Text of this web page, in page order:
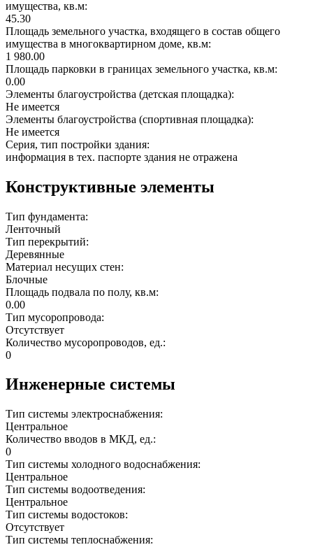
имущества, кв.м:
45.30
Площадь земельного участка, входящего в состав общего
имущества в многоквартирном доме, кв.м:
1 980.00
Площадь парковки в границах земельного участка, кв.м:
0.00
Элементы благоустройства (детская площадка):
Не имеется
Элементы благоустройства (спортивная площадка):
Не имеется
Серия, тип постройки здания:
информация в тех. паспорте здания не отражена
Конструктивные элементы
Тип фундамента:
Ленточный
Тип перекрытий:
Деревянные
Материал несущих стен:
Блочные
Площадь подвала по полу, кв.м:
0.00
Тип мусоропровода:
Отсутствует
Количество мусоропроводов, ед.:
0
Инженерные системы
Тип системы электроснабжения:
Центральное
Количество вводов в МКД, ед.:
0
Тип системы холодного водоснабжения:
Центральное
Тип системы водоотведения:
Центральное
Тип системы водостоков:
Отсутствует
Тип системы теплоснабжения: